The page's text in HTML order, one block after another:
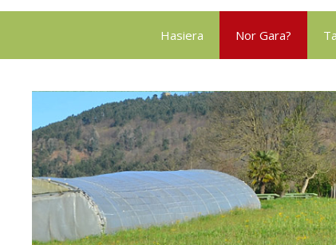
Hasiera Nor Gara?